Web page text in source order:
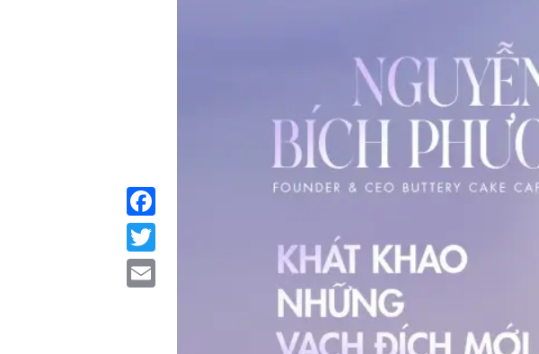
Facebook
Twitter